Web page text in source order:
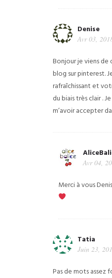
Denise
Avr 03,
Bonjour je viens
blog sur pinterest.
rafraîchissant et
du biais très clair .
m’avoir accepter
Avr 04,
Merci à vous
Tatia
Juin 23,
Pas de mots assez